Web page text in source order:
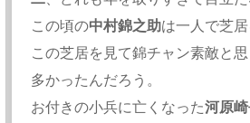
この頃の中村錦之助は一人で芝居
この芝居を見て錦チャン素敵と
多かったんだろう。
お付きの小兵に亡くなった河原